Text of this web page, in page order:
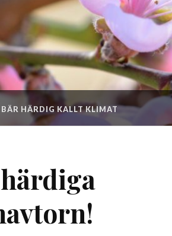
BÄR HÄRDIG KALLT KLIMAT